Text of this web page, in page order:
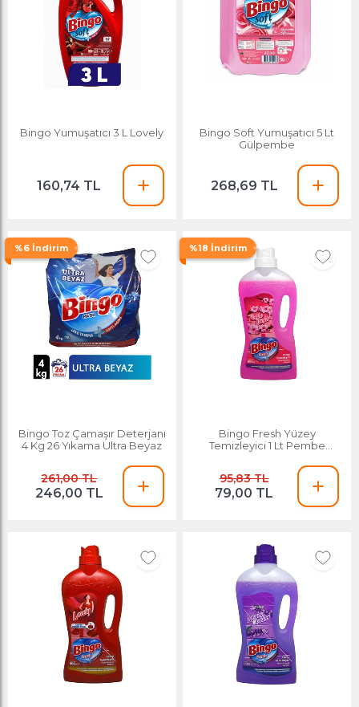
Bingo Yumuşatıcı 3 L Lovely
160,74 TL
Bingo Soft Yumuşatıcı 5 Lt
Gülpembe
268,69 TL
%6 İndirim
Bingo Toz Çamaşır Deterjanı
4 Kg 26 Yıkama Ultra Beyaz
261,00 TL
246,00 TL
%18 İndirim
Bingo Fresh Yüzey
Temizleyici 1 Lt Pembe
95,83 TL
79,00 TL